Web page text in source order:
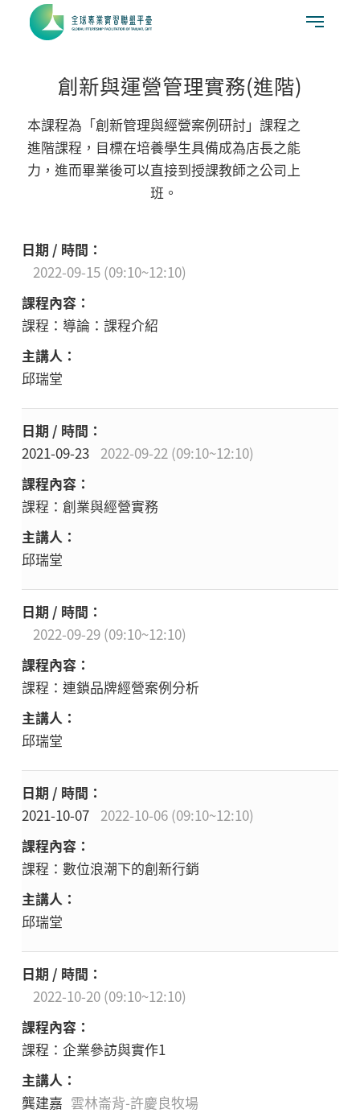
創新與運營管理實務(進階)
本課程為「創新管理與經營案例研討」課程之
進階課程，目標在培養學生具備成為店長之能
力，進而畢業後可以直接到授課教師之公司上
班。
2022-09-15 (09:10~12:10)
課程：導論：課程介紹
邱瑞堂
2021-09-23 2022-09-22 (09:10~12:10)
課程：創業與經營實務
邱瑞堂
2022-09-29 (09:10~12:10)
課程：連鎖品牌經營案例分析
邱瑞堂
2021-10-07 2022-10-06 (09:10~12:10)
課程：數位浪潮下的創新行銷
邱瑞堂
2022-10-20 (09:10~12:10)
課程：企業參訪與實作1
龔建嘉 雲林崙背-許慶良牧場